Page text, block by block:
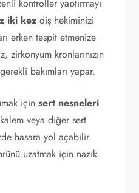
kontroller yaptırmayı
iki kez diş hekiminizi
erken tespit etmenize
zirkonyum kronlarınızın
bakımları yapar.
içinsert nesneleri
veya diğer sert
hasara yol açabilir.
uzatmak için nazik